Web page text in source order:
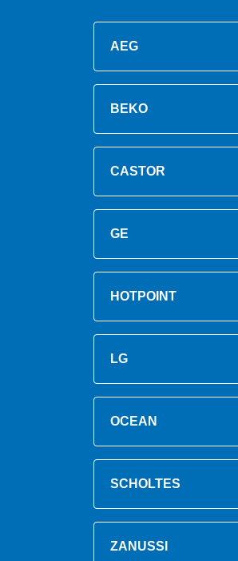
AEG
BEKO
CASTOR
GE
HOTPOINT
LG
OCEAN
SCHOLTES
ZANUSSI